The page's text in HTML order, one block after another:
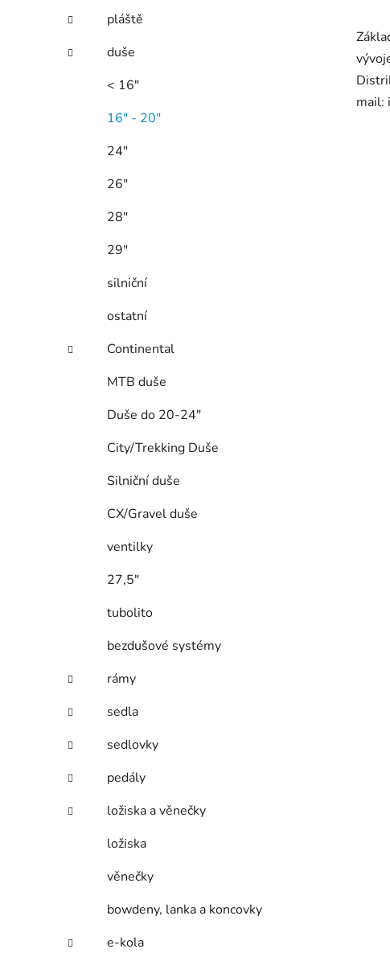
pláště
duše
< 16"
16" - 20"
24"
26"
28"
29"
silniční
ostatní
Continental
MTB duše
Duše do 20-24"
City/Trekking Duše
Silniční duše
CX/Gravel duše
ventilky
27,5"
tubolito
bezdušové systémy
rámy
sedla
sedlovky
pedály
ložiska a věnečky
ložiska
věnečky
bowdeny, lanka a koncovky
e-kola
mail: